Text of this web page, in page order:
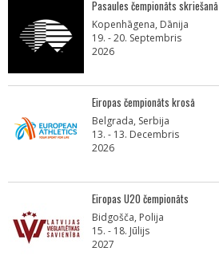
Pasaules čempionāts skriešanā
Kopenhāgena, Dānija
19. - 20. Septembris
2026
Eiropas čempionāts krosā
Belgrada, Serbija
13. - 13. Decembris
2026
Eiropas U20 čempionāts
Bidgošča, Polija
15. - 18. Jūlijs
2027